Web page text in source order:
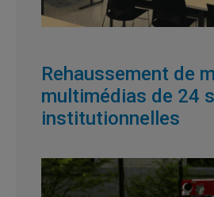
Rehaussement de
multimédias de 24
institutionnelles